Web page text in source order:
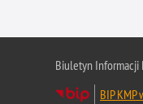
Biuletyn Informacji
BIP KMP